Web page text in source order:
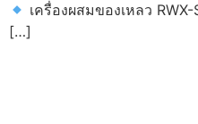
เครื่องผสมของเหลว
[…]